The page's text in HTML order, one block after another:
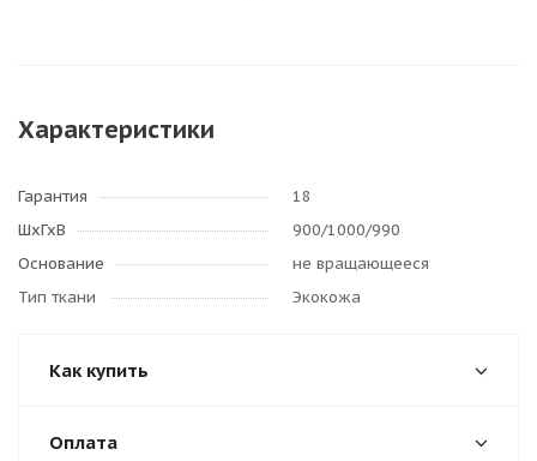
Характеристики
Гарантия
18
ШхГхВ
900/1000/990
Основание
не вращающееся
Тип ткани
Экокожа
Как купить
Оплата